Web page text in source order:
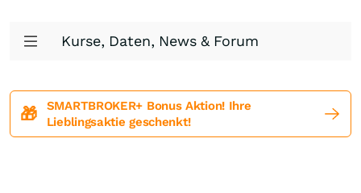
Kurse, Daten, News & Forum
🎁
SMARTBROKER+ Bonus Aktion! Ihre
Lieblingsaktie geschenkt!